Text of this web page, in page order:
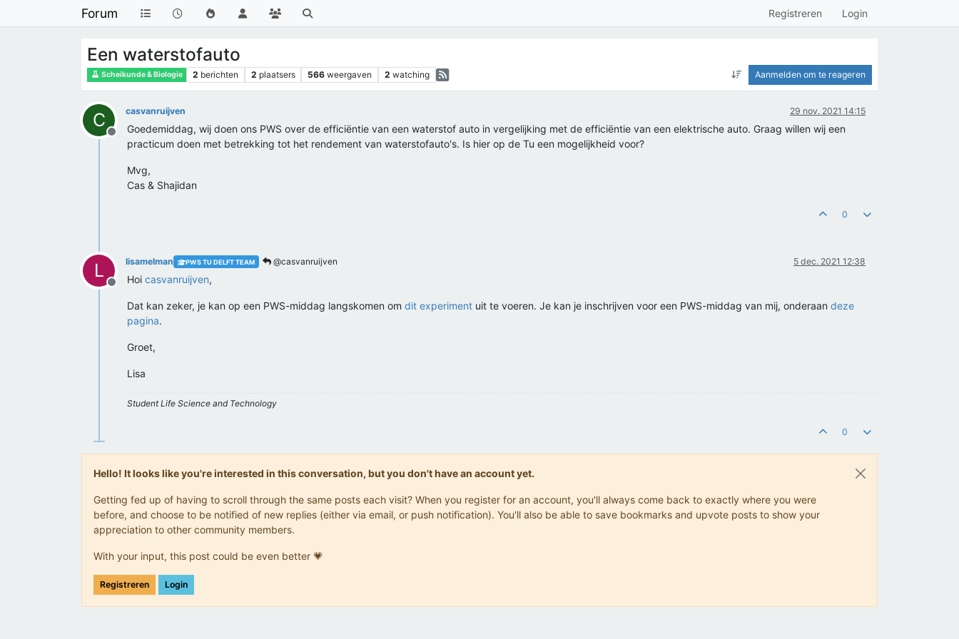
Forum Registreren Login
Een waterstofauto
Scheikunde & Biologie 2 berichten 2 plaatsers 566 weergaven 2 watching Aanmelden om te reageren
C
Offline
casvanruijven 29 nov. 2021 14:15
Goedemiddag, wij doen ons PWS over de efficiëntie van een waterstof auto in vergelijking met de efficiëntie van een elektrische auto. Graag willen wij een
practicum doen met betrekking tot het rendement van waterstofauto's. Is hier op de Tu een mogelijkheid voor?
Mvg,
Cas & Shajidan
0
L
Offline
lisamelman PWS TU DELFT TEAM @casvanruijven 5 dec. 2021 12:38
Hoi casvanruijven,
Dat kan zeker, je kan op een PWS-middag langskomen om dit experiment uit te voeren. Je kan je inschrijven voor een PWS-middag van mij, onderaan deze
pagina.
Groet,
Lisa
Student Life Science and Technology
0
Hello! It looks like you're interested in this conversation, but you don't have an account yet.
Getting fed up of having to scroll through the same posts each visit? When you register for an account, you'll always come back to exactly where you were
before, and choose to be notified of new replies (either via email, or push notification). You'll also be able to save bookmarks and upvote posts to show your
appreciation to other community members.
With your input, this post could be even better 💗
Registreren Login